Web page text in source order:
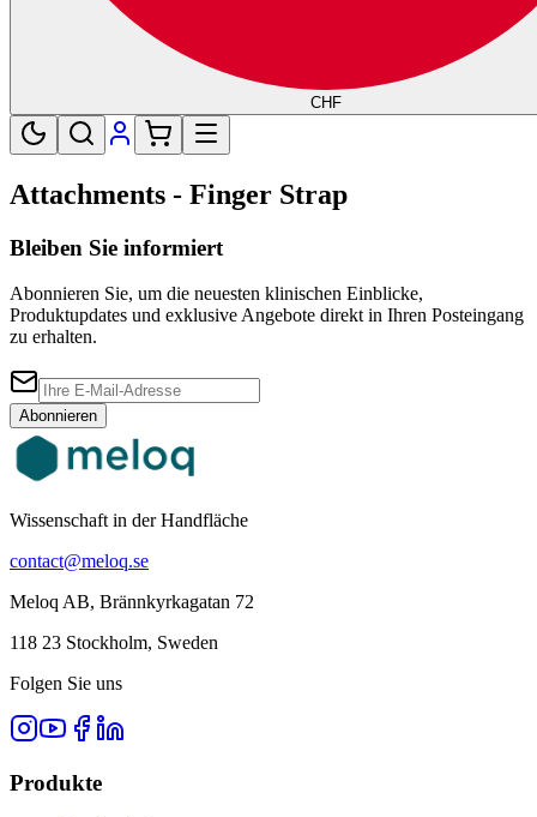
CHF
Attachments - Finger Strap
Bleiben Sie informiert
Abonnieren Sie, um die neuesten klinischen Einblicke,
Produktupdates und exklusive Angebote direkt in Ihren Posteingang
zu erhalten.
Abonnieren
Wissenschaft in der Handfläche
contact@meloq.se
Meloq AB, Brännkyrkagatan 72
118 23 Stockholm, Sweden
Folgen Sie uns
Produkte